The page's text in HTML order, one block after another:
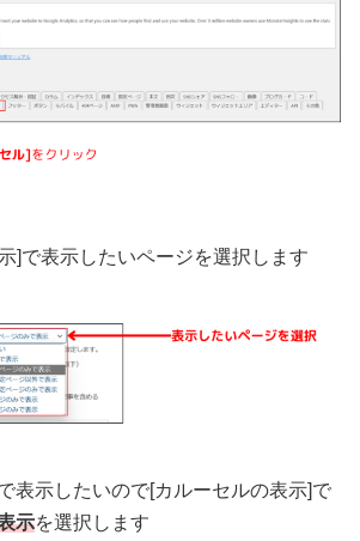
]で表示したいページを選択します
表示したいので[カルーセルの表示]で
示を選択します